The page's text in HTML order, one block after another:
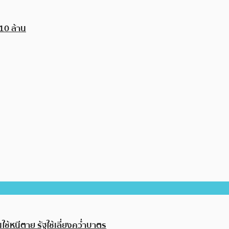
ล้าน
หนีตาย รัฐใช้เลี่ยงคว่ำบาตร